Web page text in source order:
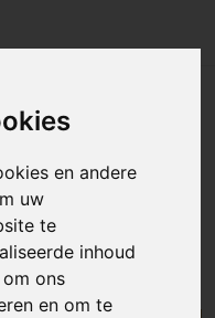
en andere
uw
te
inhoud
ons
en om te
niet
te koop